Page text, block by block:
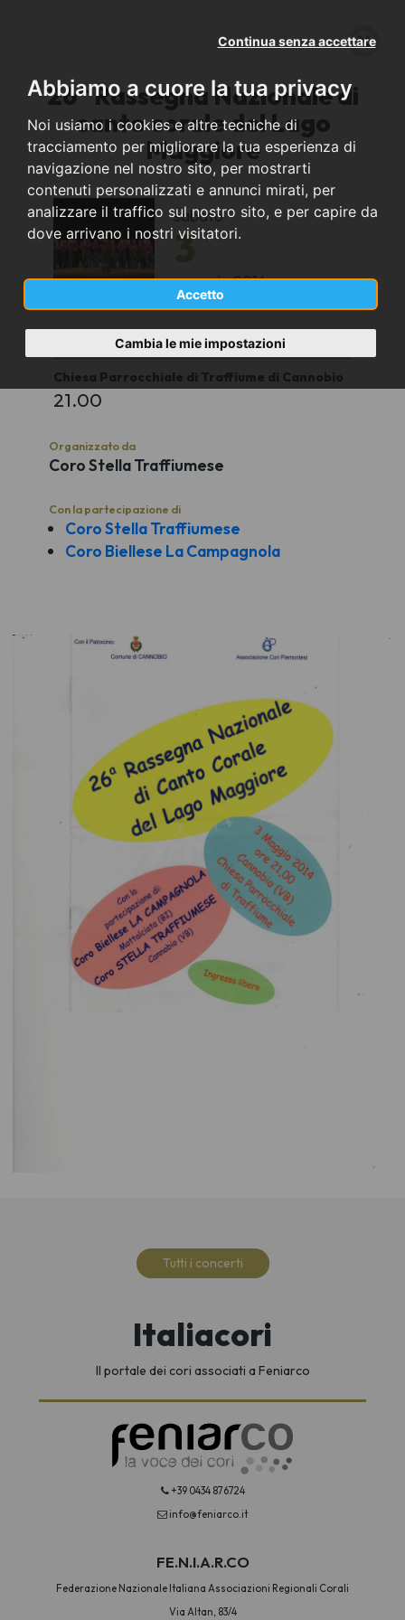
Abbiamo a cuore la tua privacy
Noi usiamo i cookies e altre tecniche di
tracciamento per migliorare la tua esperienza di
navigazione nel nostro sito, per mostrarti
contenuti personalizzati e annunci mirati, per
analizzare il traffico sul nostro sito, e per capire da
dove arrivano i nostri visitatori.
Accetto
Continua senza accettare
Cambia le mie impostazioni
26^ Rassegna Nazionale di
canto corale del Lago
Maggiore
sabato
3
maggio2014
Cannobio (VB)
Chiesa Parrocchiale di Traffiume di Cannobio
21.00
Organizzato da
Coro Stella Traffiumese
Con la partecipazione di
Coro Stella Traffiumese
Coro Biellese La Campagnola
Tutti i concerti
Italiacori
Il portale dei cori associati a Feniarco
+39 0434 876724
info@feniarco.it
FE.N.I.A.R.CO
Federazione Nazionale Italiana Associazioni Regionali Corali
Via Altan, 83/4